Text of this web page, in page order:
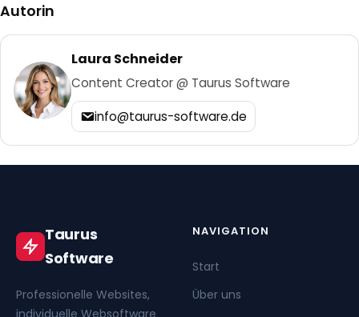
Autorin
Laura Schneider
Content Creator @ Taurus Software
info@taurus-software.de
Taurus
Software
Professionelle Websites,
NAVIGATION
Start
Über uns